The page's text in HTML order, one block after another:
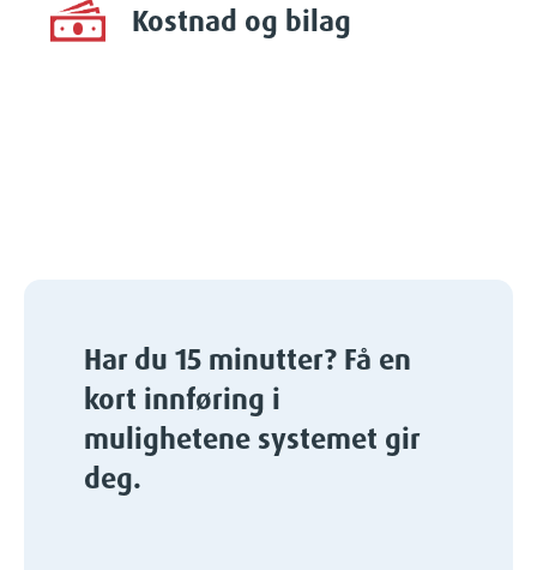
Kostnad og bilag
Har du 15 minutter? Få en
kort innføring i
mulighetene systemet gir
deg.